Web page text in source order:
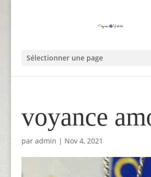
Sélectionner une page
voyance
par admin | Nov 4, 2021